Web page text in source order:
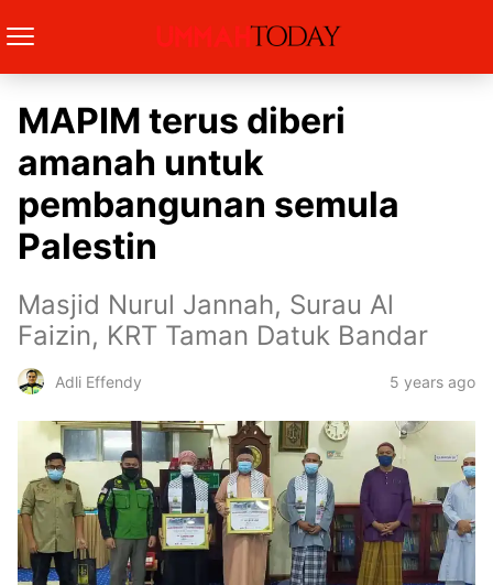
MAPIM terus diberi
amanah untuk
pembangunan semula
Palestin
Masjid Nurul Jannah, Surau Al
Faizin, KRT Taman Datuk Bandar
Adli Effendy 5 years ago